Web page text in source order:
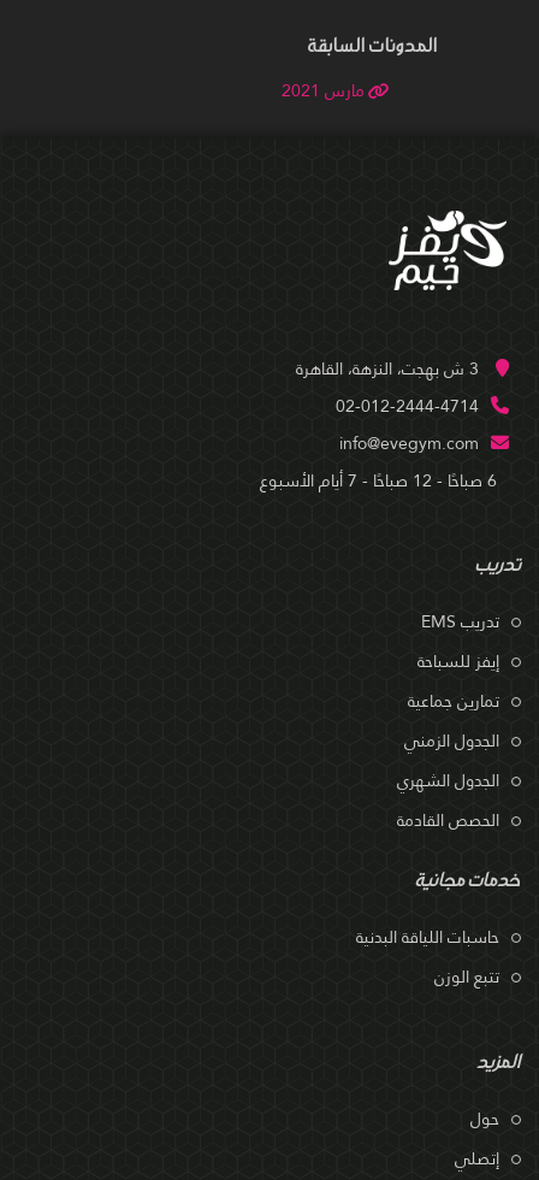
المدونات السابقة
مارس 2021
3 ش بهجت، النزهة، القاهرة
02-012-2444-4714
info@evegym.com
6 صباحًا - 12 صباحًا - 7 أيام الأسبوع
تدريب
تدريب EMS
إيفز للسباحة
تمارين جماعية
الجدول الزمني
الجدول الشهري
الحصص القادمة
خدمات مجانية
حاسبات اللياقة البدنية
تتبع الوزن
المزيد
حول
إتصلي